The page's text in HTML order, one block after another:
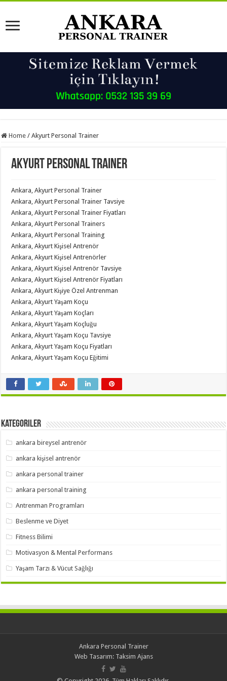
Home / Akyurt Personal Trainer
Akyurt Personal Trainer
Ankara, Akyurt Personal Trainer
Ankara, Akyurt Personal Trainer Tavsiye
Ankara, Akyurt Personal Trainer Fiyatları
Ankara, Akyurt Personal Trainers
Ankara, Akyurt Personal Training
Ankara, Akyurt Kişisel Antrenör
Ankara, Akyurt Kişisel Antrenörler
Ankara, Akyurt Kişisel Antrenör Tavsiye
Ankara, Akyurt Kişisel Antrenör Fiyatları
Ankara, Akyurt Kişiye Özel Antrenman
Ankara, Akyurt Yaşam Koçu
Ankara, Akyurt Yaşam Koçları
Ankara, Akyurt Yaşam Koçluğu
Ankara, Akyurt Yaşam Koçu Tavsiye
Ankara, Akyurt Yaşam Koçu Fiyatları
Ankara, Akyurt Yaşam Koçu Eğitimi
Kategoriler
ankara bireysel antrenör
ankara kişisel antrenör
ankara personal trainer
ankara personal training
Antrenman Programları
Beslenme ve Diyet
Fitness Bilimi
Motivasyon & Mental Performans
Yaşam Tarzı & Vücut Sağlığı
Ankara Personal Trainer
Web Tasarım: Taksim Ajans